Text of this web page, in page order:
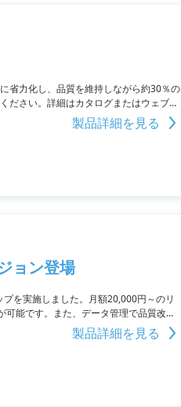
省力化し、品質を維持しながら約30％の
ださい。詳細はカタログまたはウェブサ
製品詳細を見る
ョン登場
を実施しました。月額20,000円～のリ
能です。また、データ管理で品質改善
た事例もあります。製品詳細を見る